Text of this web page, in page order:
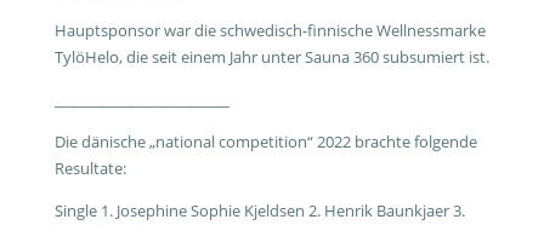
Hauptsponsor war die schwedisch-finnische Wellnessmarke
TylöHelo, die seit einem Jahr unter Sauna 360 subsumiert ist.
Die dänische „national competition“ 2022 brachte folgende
Resultate:
Single 1. Josephine Sophie Kjeldsen 2. Henrik Baunkjaer 3.